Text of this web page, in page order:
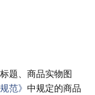
题、商品实物图
范》 中规定的商品